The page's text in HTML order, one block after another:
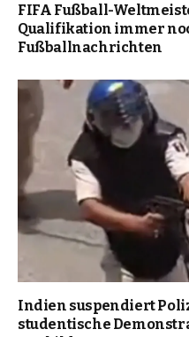
FIFA Fußball-
Qualifikation immer
Fußballnachrichten
Indien suspendiert
studentische